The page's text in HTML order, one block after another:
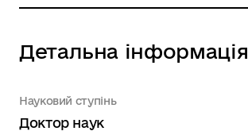
Детальна інформація
Науковий ступінь
Доктор наук